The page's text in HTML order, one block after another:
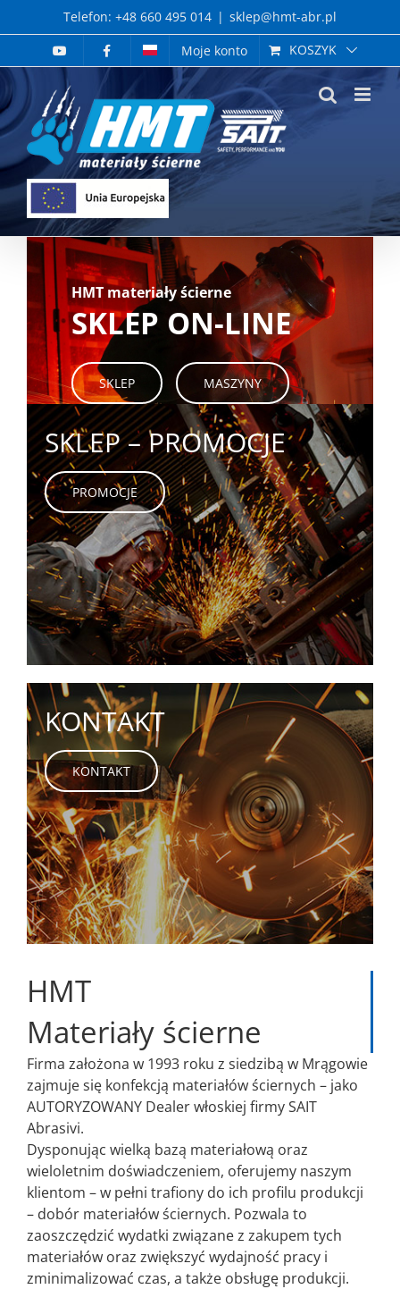
to
Telefon: +48 660 495 014 | sklep@hmt-abr.pl
Moje konto
KOSZYK
HMT materiały ścierne
SKLEP ON-LINE
SKLEP MASZYNY
SKLEP – PROMOCJE
PROMOCJE
KONTAKT
KONTAKT
HMT
Materiały ścierne
Firma założona w 1993 roku z siedzibą w Mrągowie
zajmuje się konfekcją materiałów ściernych – jako
AUTORYZOWANY Dealer włoskiej firmy SAIT
Abrasivi.
Dysponując wielką bazą materiałową oraz
wieloletnim doświadczeniem, oferujemy naszym
klientom – w pełni trafiony do ich profilu produkcji
– dobór materiałów ściernych. Pozwala to
zaoszczędzić wydatki związane z zakupem tych
materiałów oraz zwiększyć wydajność pracy i
zminimalizować czas, a także obsługę produkcji.